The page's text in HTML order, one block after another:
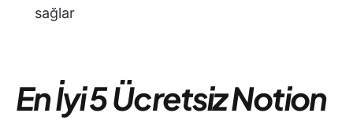
sağlar
En İyi 5 Ücretsiz Notion